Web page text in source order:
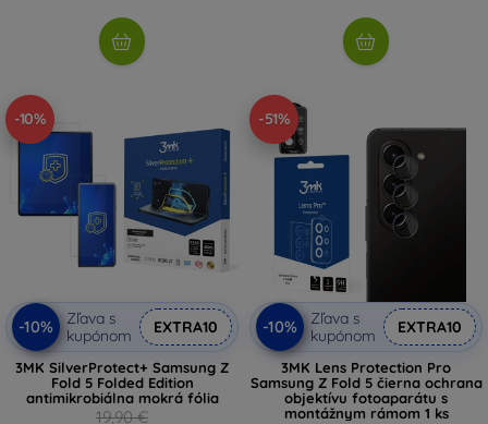
-10%
-10%
Zľava s
kupónom
EXTRA10
3MK SilverProtect+ Samsung Z
Fold 5 Folded Edition
antimikrobiálna mokrá fólia
19,90 €
-51%
-10%
Zľava s
kupónom
EXTRA10
3MK Lens Protection Pro
Samsung Z Fold 5 čierna ochrana
objektívu fotoaparátu s
montážnym rámom 1 ks